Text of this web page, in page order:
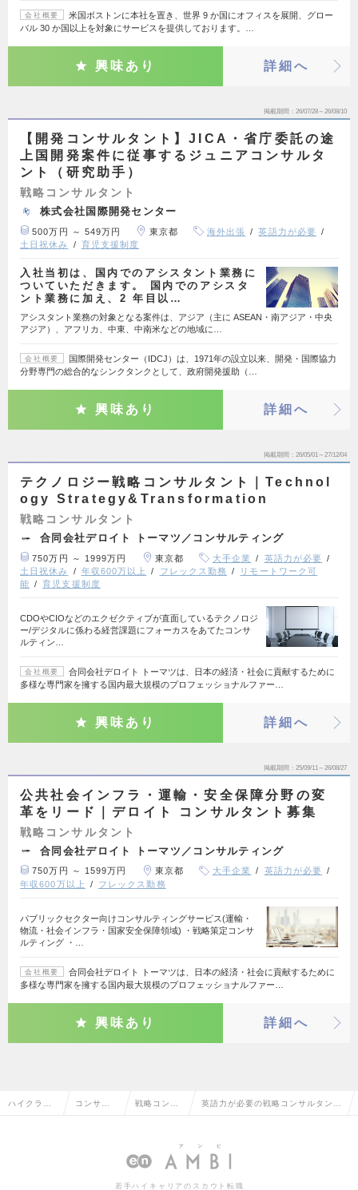
会社概要
米国ボストンに本社を置き、世界 9 か国にオフィスを展開、グロー
バル 30 か国以上を対象にサービスを提供しております。…
興味あり 詳細へ
掲載期間 26/07/28～26/08/10
【開発コンサルタント】JICA・省庁委託の途
上国開発案件に従事するジュニアコンサルタ
ント（研究助手）
戦略コンサルタント
株式会社国際開発センター
500万円 ～ 549万円 東京都 海外出張
英語力が必要
土日祝休み
育児支援制度
入社当初は、国内でのアシスタント業務に
ついていただきます。 国内でのアシスタ
ント業務に加え、2 年目以…
アシスタント業務の対象となる案件は、アジア（主に ASEAN・南アジア・中央
アジア）、アフリカ、中東、中南米などの地域に…
会社概要
国際開発センター（IDCJ）は、1971年の設立以来、開発・国際協力
分野専門の総合的なシンクタンクとして、政府開発援助（…
興味あり 詳細へ
掲載期間 26/05/01～27/12/04
テクノロジー戦略コンサルタント｜Technol
ogy Strategy&Transformation
戦略コンサルタント
合同会社デロイト トーマツ／コンサルティング
750万円 ～ 1999万円 東京都 大手企業
英語力が必要
土日祝休み
年収600万以上 フレックス勤務
リモートワーク可
能
育児支援制度
CDOやCIOなどのエクゼクティブが直面しているテクノロジ
ー/デジタルに係わる経営課題にフォーカスをあてたコンサ
ルティン…
会社概要
合同会社デロイト トーマツは、日本の経済・社会に貢献するために
多様な専門家を擁する国内最大規模のプロフェッショナルファー…
興味あり 詳細へ
掲載期間 25/09/11～26/08/27
公共社会インフラ・運輸・安全保障分野の変
革をリード｜デロイト コンサルタント募集
戦略コンサルタント
合同会社デロイト トーマツ／コンサルティング
750万円 ～ 1599万円 東京都 大手企業
英語力が必要
年収600万以上
フレックス勤務
パブリックセクター向けコンサルティングサービス(運輸・
物流・社会インフラ・国家安全保障領域) ・戦略策定コンサ
ルティング ・…
会社概要
合同会社デロイト トーマツは、日本の経済・社会に貢献するために
多様な専門家を擁する国内最大規模のプロフェッショナルファー…
興味あり 詳細へ
ハイクラス コンサル 戦略コンサ 英語力が必要の戦略コンサルタント
若手ハイキャリアのスカウト転職